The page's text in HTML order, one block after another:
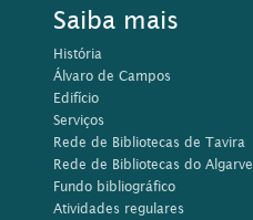
Saiba mais
História
Álvaro de Campos
Edifício
Serviços
Rede de Bibliotecas de Tavira
Rede de Bibliotecas do Algarve
Fundo bibliográfico
Atividades regulares